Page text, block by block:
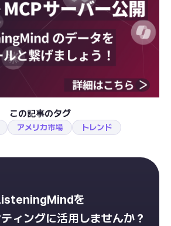
この記事のタグ
アメリカ市場 トレンド
を
ィングに活用しませんか？